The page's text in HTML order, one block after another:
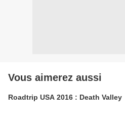
Vous aimerez aussi
Roadtrip USA 2016 : Death Valley